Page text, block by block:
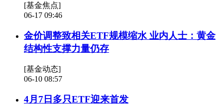
[基金焦点]
06-17 09:46
金价调整致相关ETF规模缩水 业内人士：黄金
结构性支撑力量仍存
[基金动态]
06-10 08:57
4月7日多只ETF迎来首发